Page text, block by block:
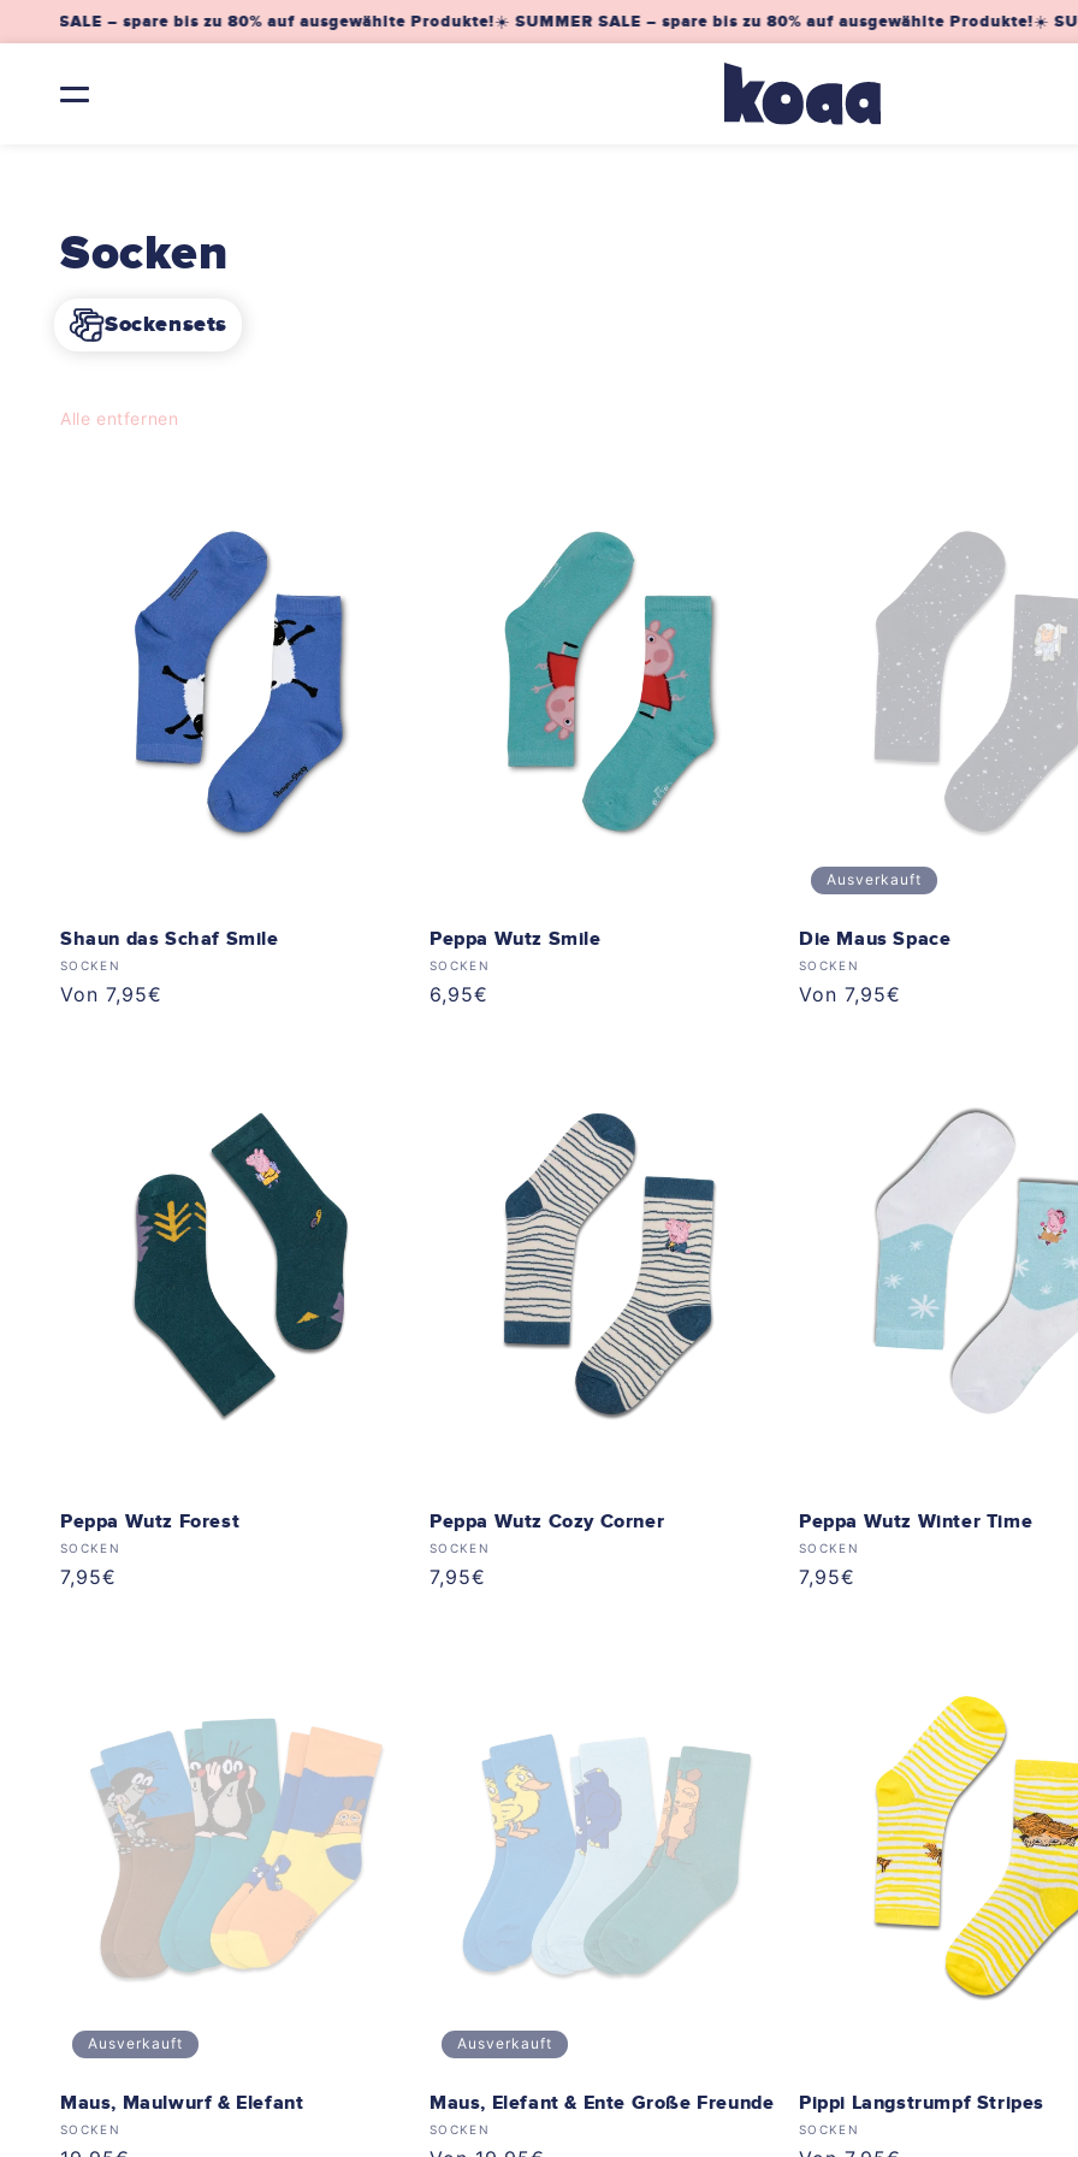
zum
Inhalt
SALE – spare bis zu 80% auf ausgewählte Produkte!☀️ SUMMER SALE – spare bis zu 80% auf ausgewählte Produkte!☀️
K
a
e
Socken
Sockensets
Alle entfernen
Shaun das Schaf Smile
Anbieter:
SOCKEN
Normaler
Von 7,95€
Peppa Wutz Smile
Anbieter:
SOCKEN
Normaler
6,95€
Ausverkauft
Die Maus Space
Anbieter:
SOCKEN
Normaler
Von 7,95€
Peppa Wutz Forest
Anbieter:
SOCKEN
Normaler
7,95€
Peppa Wutz Cozy Corner
Anbieter:
SOCKEN
Normaler
7,95€
Peppa Wutz Winter Time
Anbieter:
SOCKEN
Normaler
7,95€
Ausverkauft
Maus, Maulwurf & Elefant
Anbieter:
SOCKEN
Ausverkauft
Maus, Elefant & Ente Große Freunde
Anbieter:
SOCKEN
Pippi Langstrumpf Stripes
Anbieter:
SOCKEN